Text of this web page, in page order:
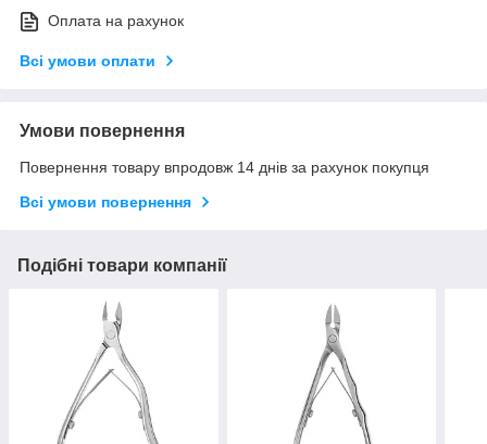
Оплата на рахунок
Всі умови оплати
Умови повернення
Повернення товару впродовж 14 днів за рахунок покупця
Всі умови повернення
Подібні товари компанії